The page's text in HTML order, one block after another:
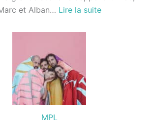
et Alban… Lire la suite:
MPL